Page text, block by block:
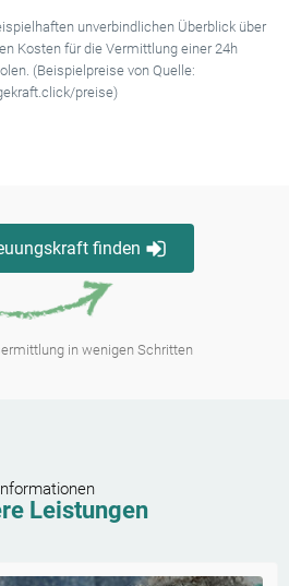
unverbindlichen Überblick über
Kosten für die Vermittlung einer 24h
(Beispielpreise von Quelle:
preise)
finden
in wenigen Schritten
Informationen
Leistungen